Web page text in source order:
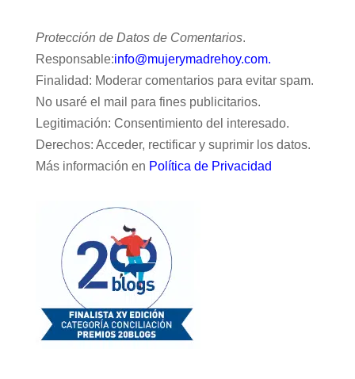
Protección de Datos de Comentarios.
Responsable:info@mujerymadrehoy.com.
Finalidad: Moderar comentarios para evitar spam.
No usaré el mail para fines publicitarios.
Legitimación: Consentimiento del interesado.
Derechos: Acceder, rectificar y suprimir los datos.
Más información en Política de Privacidad